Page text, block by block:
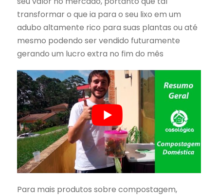
transformar o que ia para o seu lixo em um
adubo altamente rico para suas plantas ou até
mesmo podendo ser vendido futuramente
gerando um lucro extra no fim do mês
Para mais produtos sobre compostagem,